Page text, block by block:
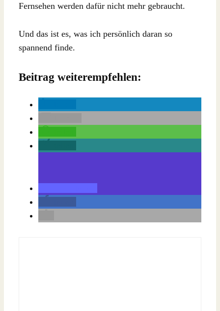
Fernsehen werden dafür nicht mehr gebraucht.
Und das ist es, was ich persönlich daran so
spannend finde.
Beitrag weiterempfehlen: